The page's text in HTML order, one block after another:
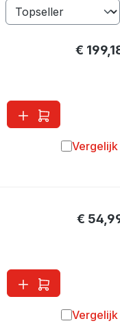
€
Vergelijk
€
Vergelijk